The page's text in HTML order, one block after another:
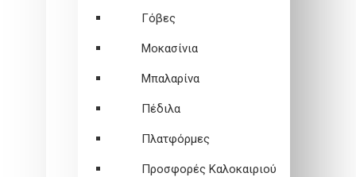
Γόβες
Μοκασίνια
Μπαλαρίνα
Πέδιλα
Πλατφόρμες
Προσφορές Καλοκαιριού